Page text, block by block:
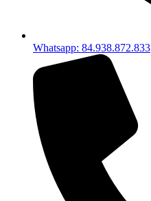
Whatsapp: 84.938.872.833